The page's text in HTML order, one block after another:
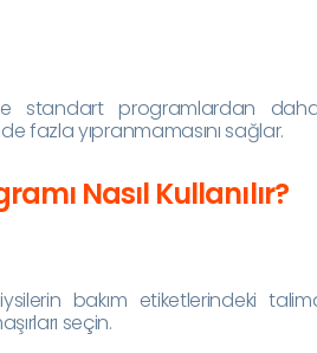
standart programlardan
fazla yıpranmamasını sağlar.
Nasıl Kullanılır?
bakım etiketlerindeki
seçin.